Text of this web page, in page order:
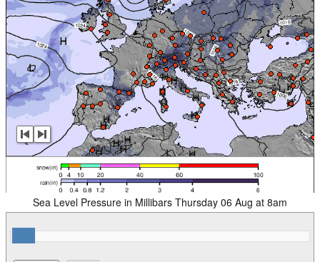
Sea Level Pressure in Millibars Thursday 06 Aug at 8am